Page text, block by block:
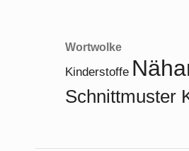
Wortwolke
Kinderstoffe
Schnittmuster